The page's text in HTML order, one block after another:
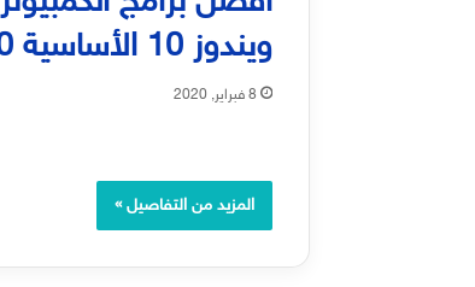
ويندوز 10 الأساسية 2020
8 فبراير, 2020
المزيد من التفاصيل »